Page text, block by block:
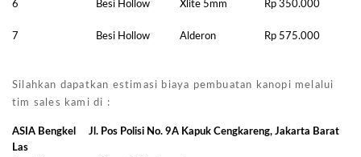
6 Besi Hollow Xlite 5mm Rp 350.000
7 Besi Hollow Alderon Rp 575.000
Silahkan dapatkan estimasi biaya pembuatan kanopi melalui
tim sales kami di :
ASIA Bengkel
Las
Jl. Pos Polisi No. 9A Kapuk Cengkareng, Jakarta Barat